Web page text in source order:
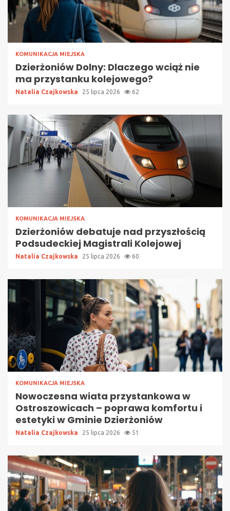
KOMUNIKACJA MIEJSKA
Dzierżoniów Dolny: Dlaczego wciąż nie
ma przystanku kolejowego?
Natalia Czajkowska 25 lipca 2026 62
KOMUNIKACJA MIEJSKA
Dzierżoniów debatuje nad przyszłością
Podsudeckiej Magistrali Kolejowej
Natalia Czajkowska 25 lipca 2026 60
KOMUNIKACJA MIEJSKA
Nowoczesna wiata przystankowa w
Ostroszowicach – poprawa komfortu i
estetyki w Gminie Dzierżoniów
Natalia Czajkowska 25 lipca 2026 51